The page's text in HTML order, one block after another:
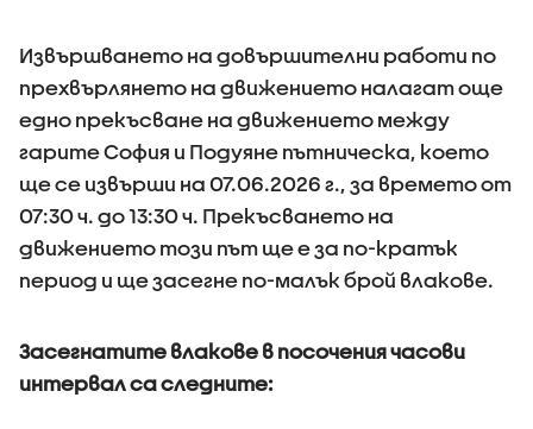
Извършването на довършителни работи по
прехвърлянето на движението налагат още
едно прекъсване на движението между
гарите София и Подуяне пътническа, което
ще се извърши на 07.06.2026 г., за времето от
07:30 ч. до 13:30 ч. Прекъсването на
движението този път ще е за по-кратък
период и ще засегне по-малък брой влакове.
Засегнатите влакове в посочения часови
интервал са следните: